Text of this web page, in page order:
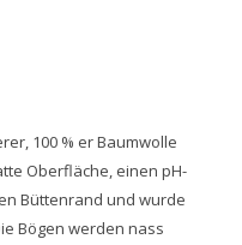
100 % er Baumwolle
Oberfläche, einen pH-
Büttenrand und wurde
Bögen werden nass